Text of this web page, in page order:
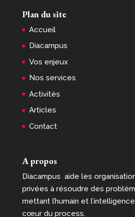
Plan du site
Accueil
Diacampus
Vos enjeux
Nos services
Activités
Articles
Contact
A propos
Diacampus aide les
privées à résoudre des
mettant l’humain et
cœur du process.